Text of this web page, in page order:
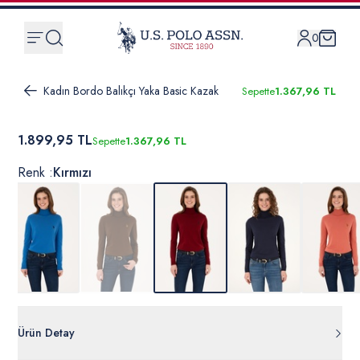
0
Kadın Bordo Balıkçı Yaka Basic Kazak Sepette1.367,96 TL
1.899,95 TLSepette1.367,96 TL
Renk :Kırmızı
Ürün Detay